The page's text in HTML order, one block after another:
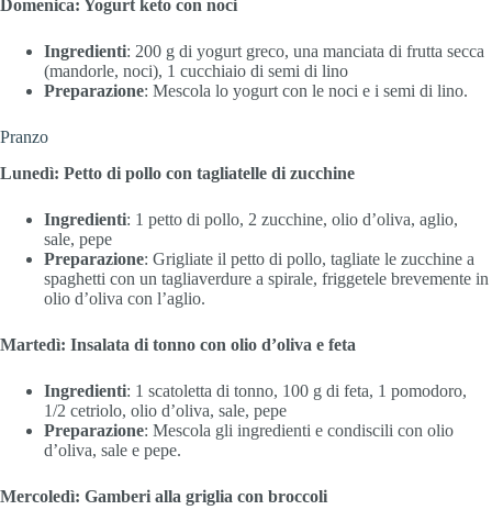
Domenica: Yogurt keto con noci
Ingredienti: 200 g di yogurt greco, una manciata di frutta secca
(mandorle, noci), 1 cucchiaio di semi di lino
Preparazione: Mescola lo yogurt con le noci e i semi di lino.
Pranzo
Lunedì: Petto di pollo con tagliatelle di zucchine
Ingredienti: 1 petto di pollo, 2 zucchine, olio d’oliva, aglio,
sale, pepe
Preparazione: Grigliate il petto di pollo, tagliate le zucchine a
spaghetti con un tagliaverdure a spirale, friggetele brevemente in
olio d’oliva con l’aglio.
Martedì: Insalata di tonno con olio d’oliva e feta
Ingredienti: 1 scatoletta di tonno, 100 g di feta, 1 pomodoro,
1/2 cetriolo, olio d’oliva, sale, pepe
Preparazione: Mescola gli ingredienti e condiscili con olio
d’oliva, sale e pepe.
Mercoledì: Gamberi alla griglia con broccoli